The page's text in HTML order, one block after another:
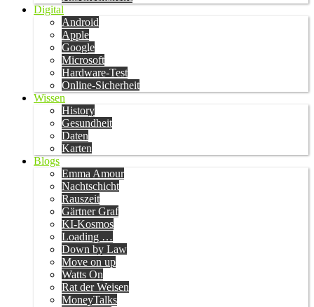
Digital
Android
Apple
Google
Microsoft
Hardware-Test
Online-Sicherheit
Wissen
History
Gesundheit
Daten
Karten
Blogs
Emma Amour
Nachtschicht
Rauszeit
Gärtner Graf
KI-Kosmos
Loading …
Down by Law
Move on up
Watts On
Rat der Weisen
MoneyTalks